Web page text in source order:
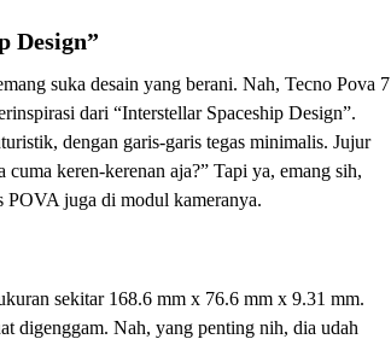
Design”
suka desain yang berani. Nah, Tecno Pova 7
dari “Interstellar Spaceship Design”.
dengan garis-garis tegas minimalis. Jujur
keren-kerenan aja?” Tapi ya, emang sih,
POVA juga di modul kameranya.
sekitar 168.6 mm x 76.6 mm x 9.31 mm.
digenggam. Nah, yang penting nih, dia udah